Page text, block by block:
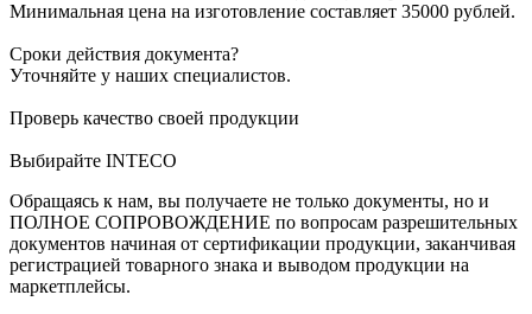
Минимальная цена на изготовление составляет 35000 рублей.
Сроки действия документа?
Уточняйте у наших специалистов.
Проверь качество своей продукции
Выбирайте INTECO
Обращаясь к нам, вы получаете не только документы, но и
ПОЛНОЕ СОПРОВОЖДЕНИЕ по вопросам разрешительных
документов начиная от сертификации продукции, заканчивая
регистрацией товарного знака и выводом продукции на
маркетплейсы.